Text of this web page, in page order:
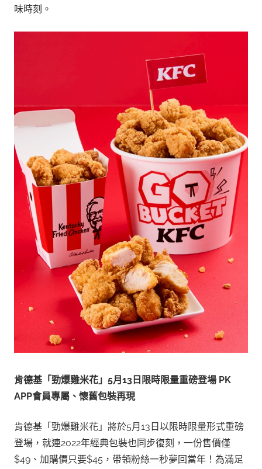
味時刻。
肯德基「勁爆雞米花」 5月 13 日限時限量重磅登場 PK
APP會員專屬、懷舊包裝再現
肯德基「勁爆雞米花」將於5月13日以限時限量形式重磅
登場，就連2022年經典包裝也同步復刻，一份售價僅
$49、加購價只要$45，帶領粉絲一秒夢回當年！為滿足